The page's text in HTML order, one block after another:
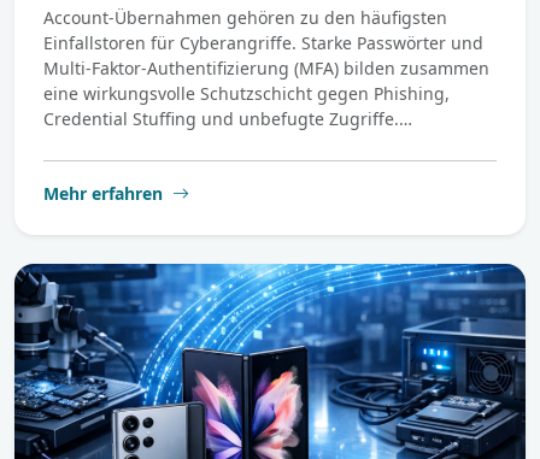
Account-Übernahmen gehören zu den häufigsten
Einfallstoren für Cyberangriffe. Starke Passwörter und
Multi-Faktor-Authentifizierung (MFA) bilden zusammen
eine wirkungsvolle Schutzschicht gegen Phishing,
Credential Stuffing und unbefugte Zugriffe.…
Mehr erfahren